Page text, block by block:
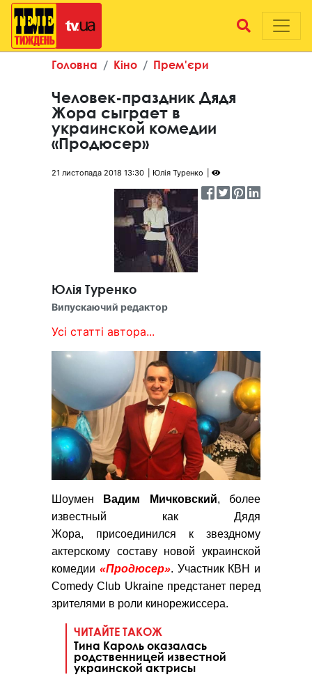
Головна Кіно Прем'єри
Человек-праздник Дядя
Жора сыграет в
украинской комедии
«Продюсер»
21 листопада 2018 13:30 Юлія Туренко
Юлія Туренко
Випускаючий редактор
Усі статті автора...
Шоумен Вадим Мичковский, более
известный как Дядя
Жора, присоединился к звездному
актерскому составу новой украинской
комедии «Продюсер». Участник КВН и
Comedy Club Ukraine предстанет перед
зрителями в роли кинорежиссера.
ЧИТАЙТЕ ТАКОЖ
Тина Кароль оказалась
родственницей известной
украинской актрисы